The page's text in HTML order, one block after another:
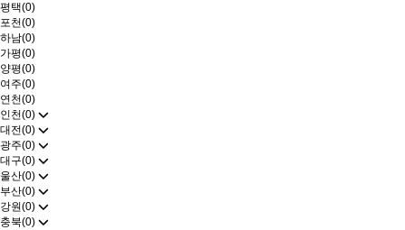
평택(0)
포천(0)
하남(0)
가평(0)
양평(0)
여주(0)
연천(0)
인천(0)
대전(0)
광주(0)
대구(0)
울산(0)
부산(0)
강원(0)
충북(0)